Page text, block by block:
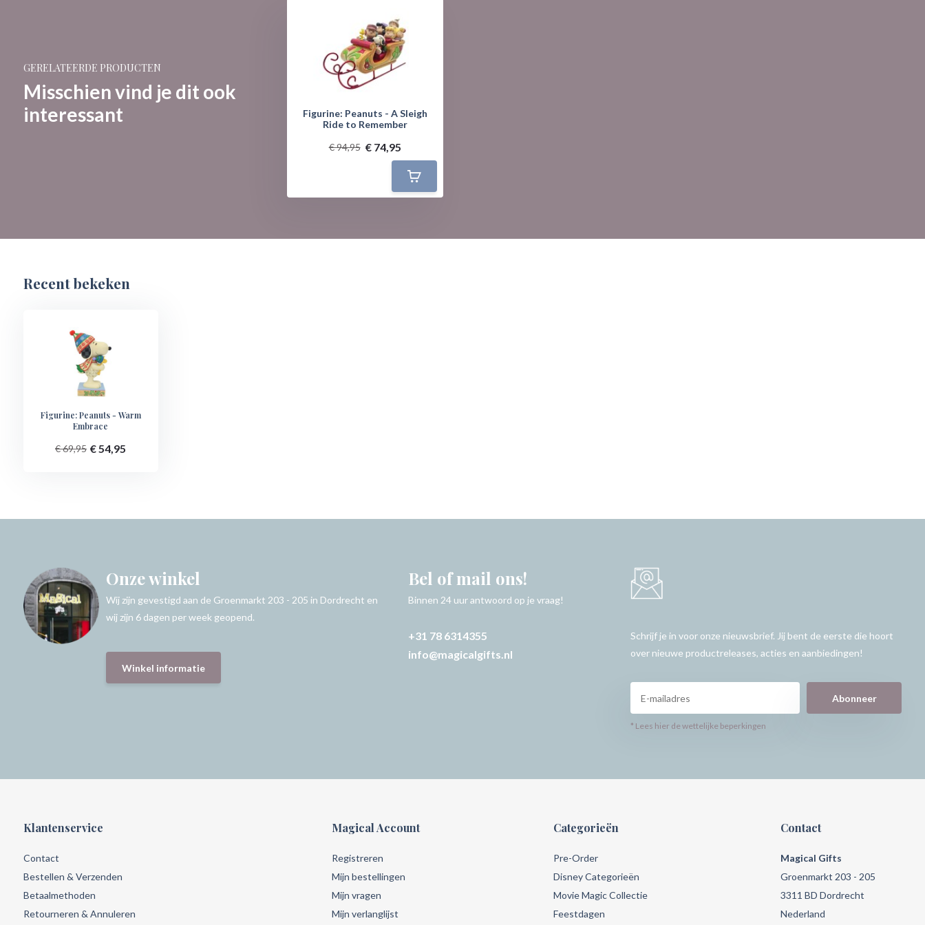
GERELATEERDE PRODUCTEN
Misschien vind je dit ook
interessant
Figurine: Peanuts - A Sleigh
Ride to Remember
€ 94,95 € 74,95
Recent bekeken
Figurine: Peanuts - Warm
Embrace
€ 69,95 € 54,95
Onze winkel
Wij zijn gevestigd aan de Groenmarkt 203 - 205 in Dordrecht en
wij zijn 6 dagen per week geopend.
Winkel informatie
Bel of mail ons!
Binnen 24 uur antwoord op je vraag!
+31 78 6314355
info@magicalgifts.nl
Schrijf je in voor onze nieuwsbrief. Jij bent de eerste die hoort
over nieuwe productreleases, acties en aanbiedingen!
Abonneer
* Lees hier de wettelijke beperkingen
Klantenservice
Contact
Bestellen & Verzenden
Betaalmethoden
Retourneren & Annuleren
Magical Account
Registreren
Mijn bestellingen
Mijn vragen
Mijn verlanglijst
Categorieën
Pre-Order
Disney Categorieën
Movie Magic Collectie
Feestdagen
Contact
Magical Gifts
Groenmarkt 203 - 205
3311 BD Dordrecht
Nederland